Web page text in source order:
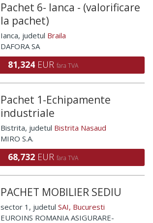
Pachet 6- Ianca - (valorificare
la pachet)
Ianca, judetul Braila
DAFORA SA
81,324 EUR fara TVA
Pachet 1-Echipamente
industriale
Bistrita, judetul Bistrita Nasaud
MIRO S.A.
68,732 EUR fara TVA
PACHET MOBILIER SEDIU
sector 1 , judetul SAI, Bucuresti
EUROINS ROMANIA ASIGURARE-